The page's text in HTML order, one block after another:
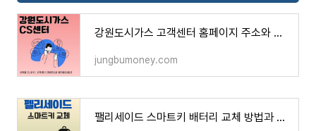
강원도시가스 고객센터 홈페이지 주소와 전화번호, 요금확인 팁까지
jungbumoney.com
팰리세이드 스마트키 배터리 교체 방법과 주의할 점